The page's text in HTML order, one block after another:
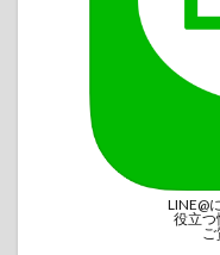
LINE@
役立つ